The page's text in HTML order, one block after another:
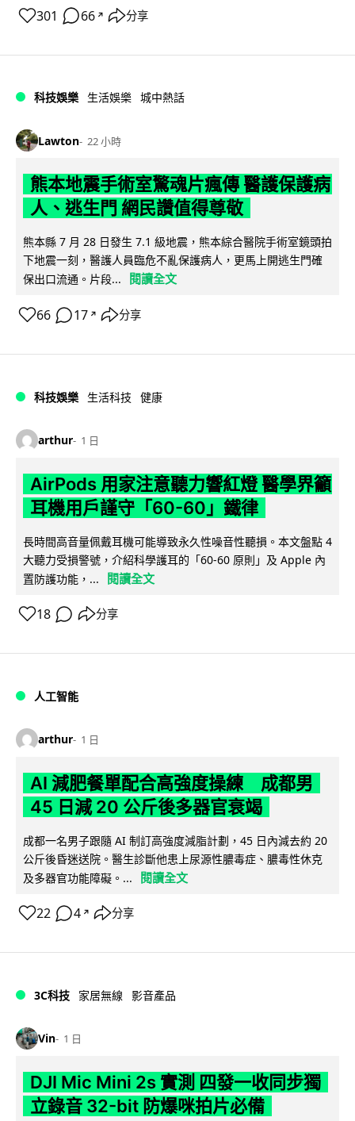
301 66 ↗ 分享
科技娛樂 生活娛樂 城中熱話
Lawton 22 小時
熊本地震手術室驚魂片瘋傳 醫護保護病
人、逃生門 網民讚值得尊敬
熊本縣 7 月 28 日發生 7.1 級地震，熊本綜合醫院手術室鏡頭拍
下地震一刻，醫護人員臨危不亂保護病人，更馬上開逃生門確
保出口流通。片段...
閱讀全文
66 17 ↗ 分享
科技娛樂 生活科技 健康
arthur 1 日
AirPods 用家注意聽力響紅燈 醫學界籲
耳機用戶謹守「60-60」鐵律
長時間高音量佩戴耳機可能導致永久性噪音性聽損。本文盤點 4
大聽力受損警號，介紹科學護耳的「60-60 原則」及 Apple 內
置防護功能，...
閱讀全文
18 分享
人工智能
arthur 1 日
AI 減肥餐單配合高強度操練 成都男
45 日減 20 公斤後多器官衰竭
成都一名男子跟隨 AI 制訂高強度減脂計劃，45 日內減去約 20
公斤後昏迷送院。醫生診斷他患上尿源性膿毒症、膿毒性休克
及多器官功能障礙。...
閱讀全文
22 4 ↗ 分享
3C科技 家居無線 影音產品
Vin 1 日
DJI Mic Mini 2s 實測 四發一收同步獨
立錄音 32-bit 防爆咪拍片必備